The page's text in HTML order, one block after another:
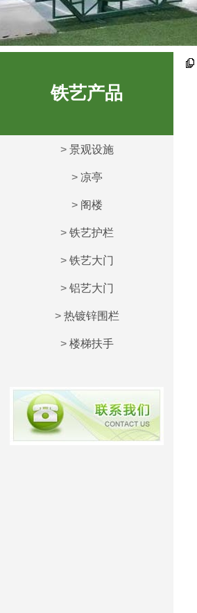
铁艺产品
> 景观设施
> 凉亭
> 阁楼
> 铁艺护栏
> 铁艺大门
> 铝艺大门
> 热镀锌围栏
> 楼梯扶手